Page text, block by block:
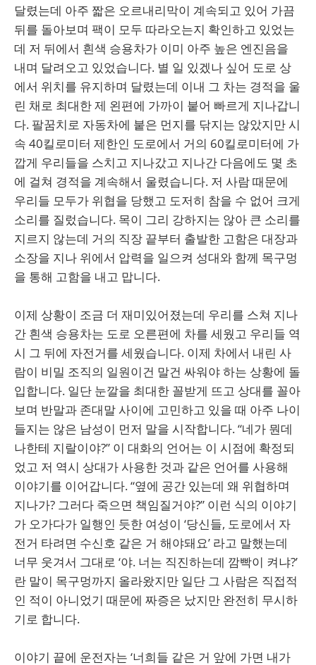
달렸는데 아주 짧은 오르내리막이 계속되고 있어 가끔
뒤를 돌아보며 팩이 모두 따라오는지 확인하고 있었는
데 저 뒤에서 흰색 승용차가 이미 아주 높은 엔진음을
내며 달려오고 있었습니다. 별 일 있겠나 싶어 도로 상
에서 위치를 유지하며 달렸는데 이내 그 차는 경적을 울
린 채로 최대한 제 왼편에 가까이 붙어 빠르게 지나갑니
다. 팔꿈치로 자동차에 붙은 먼지를 닦지는 않았지만 시
속 40킬로미터 제한인 도로에서 거의 60킬로미터에 가
깝게 우리들을 스치고 지나갔고 지나간 다음에도 몇 초
에 걸쳐 경적을 계속해서 울렸습니다. 저 사람 때문에
우리들 모두가 위협을 당했고 도저히 참을 수 없어 크게
소리를 질렀습니다. 목이 그리 강하지는 않아 큰 소리를
지르지 않는데 거의 직장 끝부터 출발한 고함은 대장과
소장을 지나 위에서 압력을 일으켜 성대와 함께 목구멍
을 통해 고함을 내고 맙니다.
이제 상황이 조금 더 재미있어졌는데 우리를 스쳐 지나
간 흰색 승용차는 도로 오른편에 차를 세웠고 우리들 역
시 그 뒤에 자전거를 세웠습니다. 이제 차에서 내린 사
람이 비밀 조직의 일원이건 말건 싸워야 하는 상황에 돌
입합니다. 일단 눈깔을 최대한 꼴받게 뜨고 상대를 꼴아
보며 반말과 존대말 사이에 고민하고 있을 때 아주 나이
들지는 않은 남성이 먼저 말을 시작합니다. “네가 뭔데
나한테 지랄이야?” 이 대화의 언어는 이 시점에 확정되
었고 저 역시 상대가 사용한 것과 같은 언어를 사용해
이야기를 이어갑니다. “옆에 공간 있는데 왜 위협하며
지나가? 그러다 죽으면 책임질거야?” 이런 식의 이야기
가 오가다가 일행인 듯한 여성이 ‘당신들, 도로에서 자
전거 타려면 수신호 같은 거 해야돼요’ 라고 말했는데
너무 웃겨서 그대로 ‘야. 너는 직진하는데 깜빡이 켜냐?’
란 말이 목구멍까지 올라왔지만 일단 그 사람은 직접적
인 적이 아니었기 때문에 짜증은 났지만 완전히 무시하
기로 합니다.
이야기 끝에 운전자는 ‘너희들 같은 거 앞에 가면 내가